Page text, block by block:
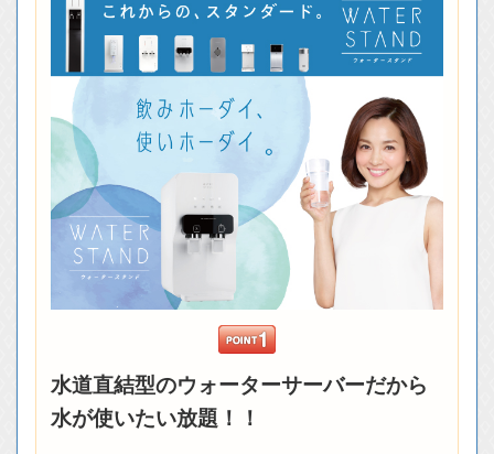
水道直結型のウォーターサーバーだから
水が使いたい放題！！